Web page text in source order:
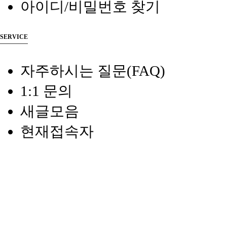
아이디/비밀번호 찾기
SERVICE
자주하시는 질문(FAQ)
1:1 문의
새글모음
현재접속자